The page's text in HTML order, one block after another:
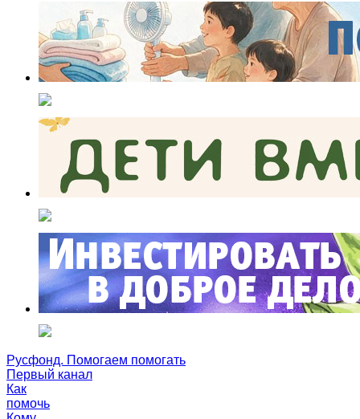
Русфонд. Помогаем помогать
Первый канал
Как
помочь